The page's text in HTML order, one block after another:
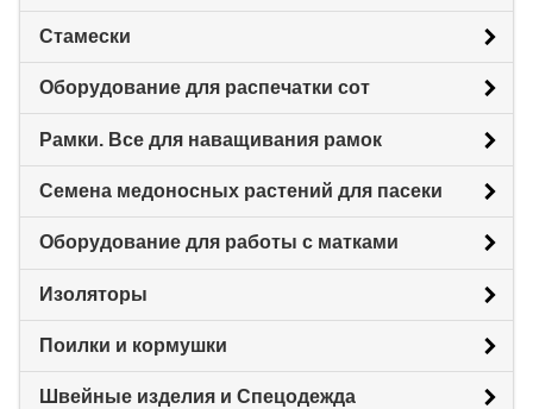
Стамески
Оборудование для распечатки сот
Рамки. Все для наващивания рамок
Семена медоносных растений для пасеки
Оборудование для работы с матками
Изоляторы
Поилки и кормушки
Швейные изделия и Спецодежда